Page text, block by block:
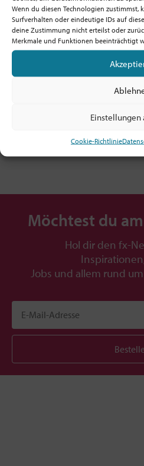
Wenn du diesen Technologien zustimmst,
Surfverhalten oder eindeutige IDs auf
deine Zustimmung nicht erteilst oder
Merkmale und Funktionen beeinträchtigt
Einstellungen
Cookie-Richtlinie
Jetzt
Profitiere von der
und unterstütze
Mitglied sein ab
Alle Infos: hier
Dienststelle die
Möchtest du
Hol dir den fx-
Jobs und allem rund